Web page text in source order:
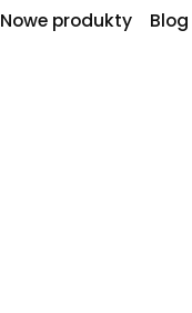
Nowe produkty Blog